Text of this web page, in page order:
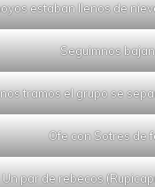
estaban llenos de
Seguimnos
tramos el grupo se
Ofe con Sotres de
Un par de rebecos